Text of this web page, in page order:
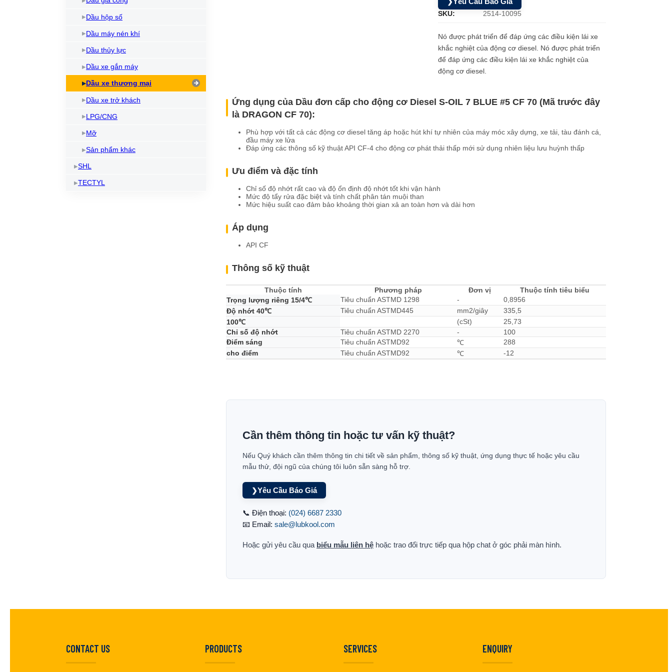
Dầu làm mát máy cắt Laser
Bình xịt mỡ bôi trơn
Làm sạch và bảo vệ máy
Dầu NyeTact
Dầu hộp số
Dầu máy nén khí
Dầu thủy lực
Dầu xe gắn máy
Dầu xe thương mại
Dầu xe trở khách
LPG/CNG
Mỡ
Sản phẩm khác
SHL
TECTYL
SKU: 2514-10095
Nó được phát triển để đáp ứng các điều kiện lái xe
khắc nghiệt của động cơ diesel. Nó được phát triển
để đáp ứng các điều kiện lái xe khắc nghiệt của
động cơ diesel.
Ứng dụng của Dầu đơn cấp cho động cơ Diesel S-OIL 7 BLUE #5 CF 70 (Mã trước đây
là DRAGON CF 70):
Phù hợp với tất cả các động cơ diesel tăng áp hoặc hút khí tự nhiên của máy móc xây dựng, xe tải, tàu đánh cá,
đầu máy xe lửa
Đáp ứng các thông số kỹ thuật API CF-4 cho động cơ phát thải thấp mới sử dụng nhiên liệu lưu huỳnh thấp
Ưu điểm và đặc tính
Chỉ số độ nhớt rất cao và độ ổn định độ nhớt tốt khi vận hành
Mức độ tẩy rửa đặc biệt và tính chất phân tán muội than
Mức hiệu suất cao đảm bảo khoảng thời gian xả an toàn hơn và dài hơn
Áp dụng
API CF
Thông số kỹ thuật
Thuộc tính Phương pháp Đơn vị
Thuộc tính tiêu biểu
Trọng lượng riêng 15/4℃
Tiêu chuẩn ASTMD 1298 -
0,8956
Độ nhớt 40℃
Tiêu chuẩn ASTMD445 mm2/giây
335,5
100℃
(cSt)
25,73
Chỉ số độ nhớt
Tiêu chuẩn ASTMD 2270 -
100
Điểm sáng
Tiêu chuẩn ASTMD92 ℃
288
cho điểm
Tiêu chuẩn ASTMD92 ℃ -12
Cần thêm thông tin hoặc tư vấn kỹ thuật?
Nếu Quý khách cần thêm thông tin chi tiết về sản phẩm, thông số kỹ thuật, ứng dụng thực tế hoặc yêu cầu
mẫu thử, đội ngũ của chúng tôi luôn sẵn sàng hỗ trợ.
❯Yêu Cầu Báo Giá
📞 Điện thoại: (024) 6687 2330
📧 Email: sale@lubkool.com
Hoặc gửi yêu cầu qua biểu mẫu liên hệ hoặc trao đổi trực tiếp qua hộp chat ở góc phải màn hình.
CONTACT US PRODUCTS SERVICES ENQUIRY